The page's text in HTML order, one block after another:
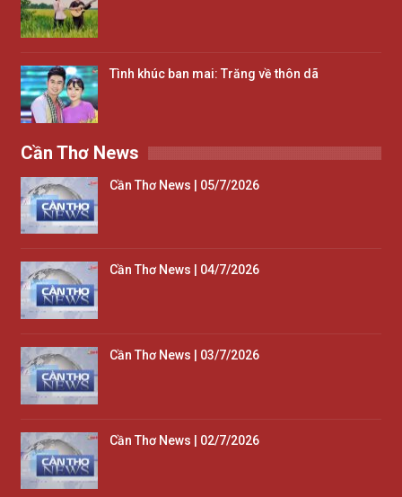
Tình khúc ban mai: Trăng về thôn dã
Cần Thơ News
Cần Thơ News | 05/7/2026
Cần Thơ News | 04/7/2026
Cần Thơ News | 03/7/2026
Cần Thơ News | 02/7/2026